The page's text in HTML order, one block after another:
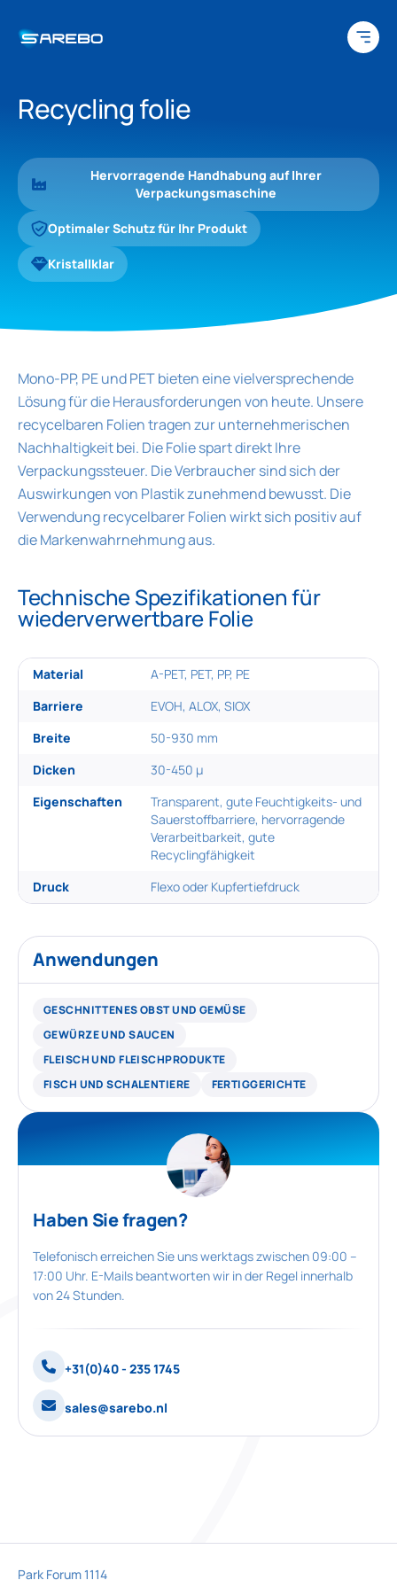
Recycling folie
Hervorragende Handhabung auf Ihrer
Verpackungsmaschine
Optimaler Schutz für Ihr Produkt
Kristallklar
Mono-PP, PE und PET bieten eine vielversprechende
Lösung für die Herausforderungen von heute. Unsere
recycelbaren Folien tragen zur unternehmerischen
Nachhaltigkeit bei. Die Folie spart direkt Ihre
Verpackungssteuer. Die Verbraucher sind sich der
Auswirkungen von Plastik zunehmend bewusst. Die
Verwendung recycelbarer Folien wirkt sich positiv auf
die Markenwahrnehmung aus.
Technische Spezifikationen für
wiederverwertbare Folie
Material
A-PET, PET, PP, PE
Barriere
EVOH, ALOX, SIOX
Breite
50-930 mm
Dicken
30-450 µ
Eigenschaften
Transparent, gute Feuchtigkeits- und
Sauerstoffbarriere, hervorragende
Verarbeitbarkeit, gute
Recyclingfähigkeit
Druck
Flexo oder Kupfertiefdruck
Anwendungen
GESCHNITTENES OBST UND GEMÜSE
GEWÜRZE UND SAUCEN
FLEISCH UND FLEISCHPRODUKTE
FISCH UND SCHALENTIERE
FERTIGGERICHTE
Haben Sie fragen?
Telefonisch erreichen Sie uns werktags zwischen 09:00 –
17:00 Uhr. E-Mails beantworten wir in der Regel innerhalb
von 24 Stunden.
+31(0)40 - 235 1745
sales@sarebo.nl
Park Forum 1114